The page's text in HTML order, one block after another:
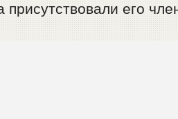
его